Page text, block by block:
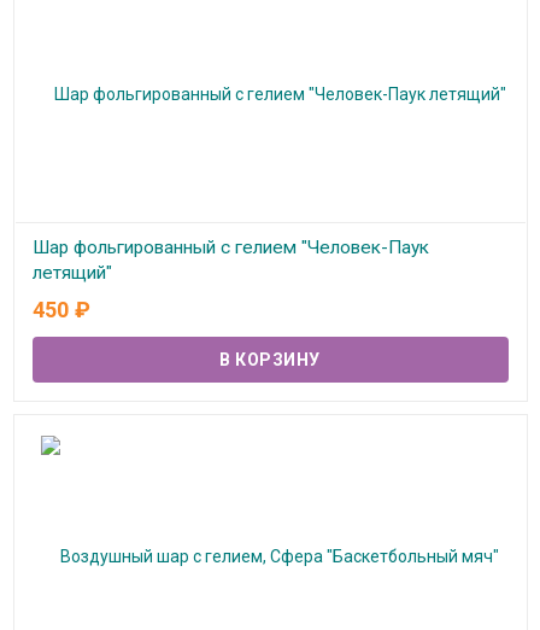
Шар фольгированный с гелием "Человек-Паук
летящий"
В наличии
450 ₽